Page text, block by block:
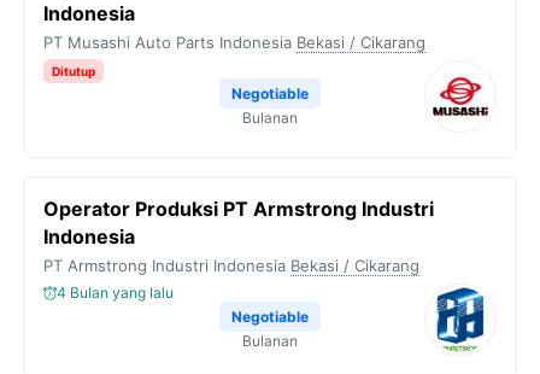
Indonesia
PT Musashi Auto Parts Indonesia Bekasi / Cikarang
Ditutup
Negotiable
Bulanan
Operator Produksi PT Armstrong Industri
Indonesia
PT Armstrong Industri Indonesia Bekasi / Cikarang
4 Bulan yang lalu
Negotiable
Bulanan